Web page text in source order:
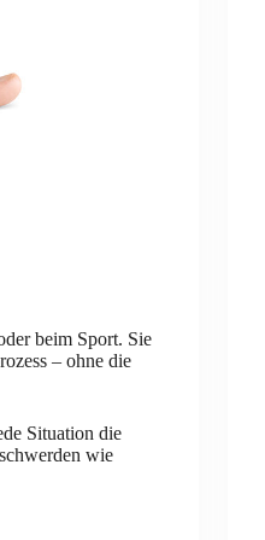
beim Sport. Sie
– ohne die
Situation die
wie